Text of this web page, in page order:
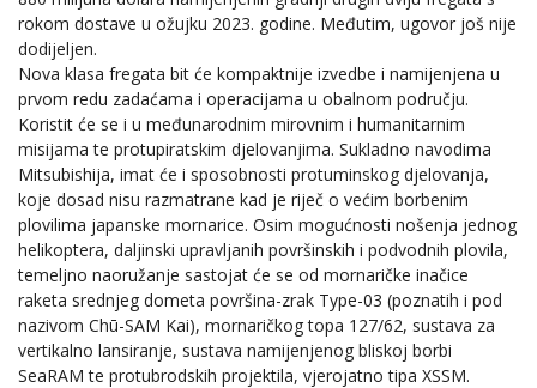
rokom dostave u ožujku 2023. godine. Međutim, ugovor još nije
dodijeljen.
Nova klasa fregata bit će kompaktnije izvedbe i namijenjena u
prvom redu zadaćama i operacijama u obalnom području.
Koristit će se i u međunarodnim mirovnim i humanitarnim
misijama te protupiratskim djelovanjima. Sukladno navodima
Mitsubishija, imat će i sposobnosti protuminskog djelovanja,
koje dosad nisu razmatrane kad je riječ o većim borbenim
plovilima japanske mornarice. Osim mogućnosti nošenja jednog
helikoptera, daljinski upravljanih površinskih i podvodnih plovila,
temeljno naoružanje sastojat će se od mornaričke inačice
raketa srednjeg dometa površina-zrak Type-03 (poznatih i pod
nazivom Chū-SAM Kai), mornaričkog topa 127/62, sustava za
vertikalno lansiranje, sustava namijenjenog bliskoj borbi
SeaRAM te protubrodskih projektila, vjerojatno tipa XSSM.